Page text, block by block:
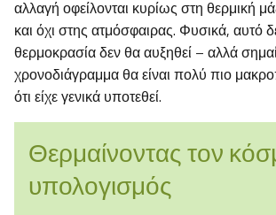
αλλαγή οφείλονται κυρίως στη θερμική
και όχι στης ατμόσφαιρας. Φυσικά, αυτό
θερμοκρασία δεν θα αυξηθεί – αλλά
χρονοδιάγραμμα θα είναι πολύ πιο
ότι είχε γενικά υποτεθεί.
Θερμαίνοντας τον
υπολογισμός